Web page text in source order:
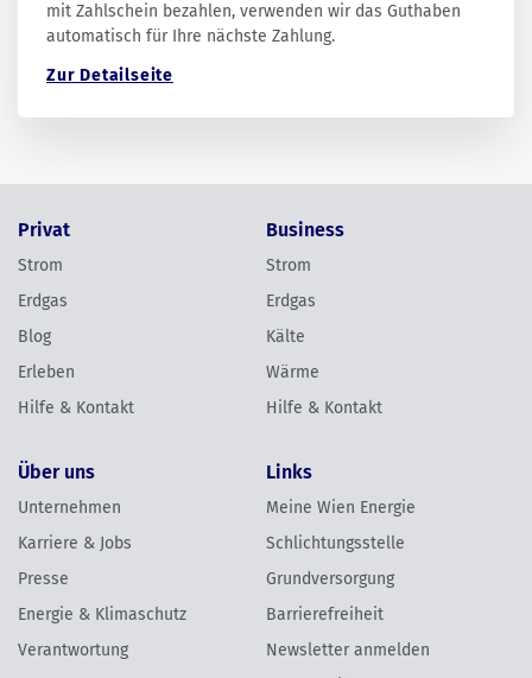
mit Zahlschein bezahlen, verwenden wir das Guthaben
automatisch für Ihre nächste Zahlung.
Zur Detailseite
Privat
Strom
Erdgas
Blog
Erleben
Hilfe & Kontakt
Business
Strom
Erdgas
Kälte
Wärme
Hilfe & Kontakt
Über uns
Unternehmen
Karriere & Jobs
Presse
Energie & Klimaschutz
Verantwortung
Links
Meine Wien Energie
Schlichtungsstelle
Grundversorgung
Barrierefreiheit
Newsletter anmelden